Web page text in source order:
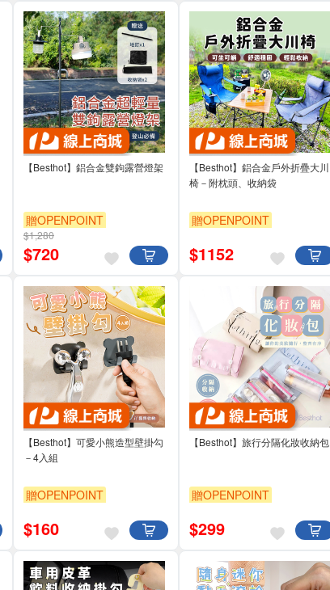
【Besthot】鋁合金雙鉤露營燈架
贈OPENPOINT
$1,280
$720
【Besthot】鋁合金戶外折疊大川
椅－附枕頭、收納袋
贈OPENPOINT
$1152
【Besthot】可愛小熊造型壁掛勾
－4入組
贈OPENPOINT
$160
【Besthot】旅行分隔化妝收納包
贈OPENPOINT
$299